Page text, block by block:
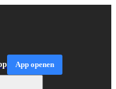
App openen